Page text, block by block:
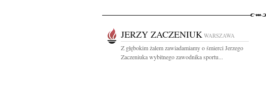
JERZY ZACZENIUK WARSZAWA
Z głębokim żalem zawiadamiamy o śmierci Jerzego
Zaczeniuka wybitnego zawodnika sportu...